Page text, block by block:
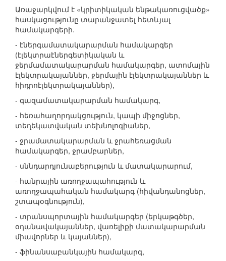
Առաջարկվում է «կրիտիկական ենթակառուցվածք»
հասկացությունը տարանջատել հետևյալ
համակարգերի.
- էներգամատակարարման համակարգեր
(էլեկտրաէներգետիկական և
ջերմամատակարարման համակարգեր, ատոմային
էլեկտրակայաններ, ջերմային էլեկտրակայաններ և
հիդրոէլեկտրակայաններ),
- գազամատակարարման համակարգ,
- հեռահաղորդակցություն, կապի միջոցներ,
տեղեկատվական տեխնոլոգիաներ,
- ջրամատակարարման և ջրահեռացման
համակարգեր, ջրամբարներ,
- սննդարդյունաբերություն և մատակարարում,
- հանրային առողջապահություն և
առողջապահական համակարգ (հիվանդանոցներ,
շտապօգնություն),
- տրանսպորտային համակարգեր (երկաթգծեր,
օդանավակայաններ, վառելիքի մատակարարման
միավորներ և կայաններ),
- ֆինանսաբանկային համակարգ,